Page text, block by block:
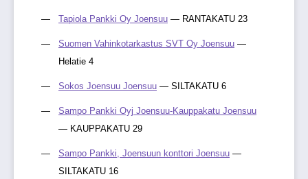
Tapiola Pankki Oy Joensuu — RANTAKATU 23
Suomen Vahinkotarkastus SVT Oy Joensuu —
Helatie 4
Sokos Joensuu Joensuu — SILTAKATU 6
Sampo Pankki Oyj Joensuu-Kauppakatu Joensuu
— KAUPPAKATU 29
Sampo Pankki, Joensuun konttori Joensuu —
SILTAKATU 16